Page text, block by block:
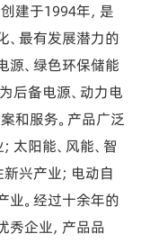
建于1994年，是
、最有发展潜力的
源、绿色环保储能
后备电源、动力电
和服务。产品广泛
太阳能、风能、智
兴产业；电动自
业。经过十余年的
秀企业，产品品